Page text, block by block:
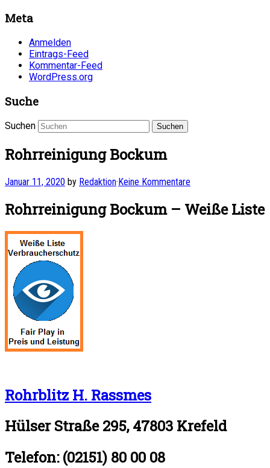
Meta
Anmelden
Eintrags-Feed
Kommentar-Feed
WordPress.org
Suche
Suchen
Rohrreinigung Bockum
Januar 11, 2020 by Redaktion·Keine Kommentare
Rohrreinigung Bockum – Weiße Liste
Rohrblitz H. Rassmes
Hülser Straße 295, 47803 Krefeld
Telefon: (02151) 80 00 08